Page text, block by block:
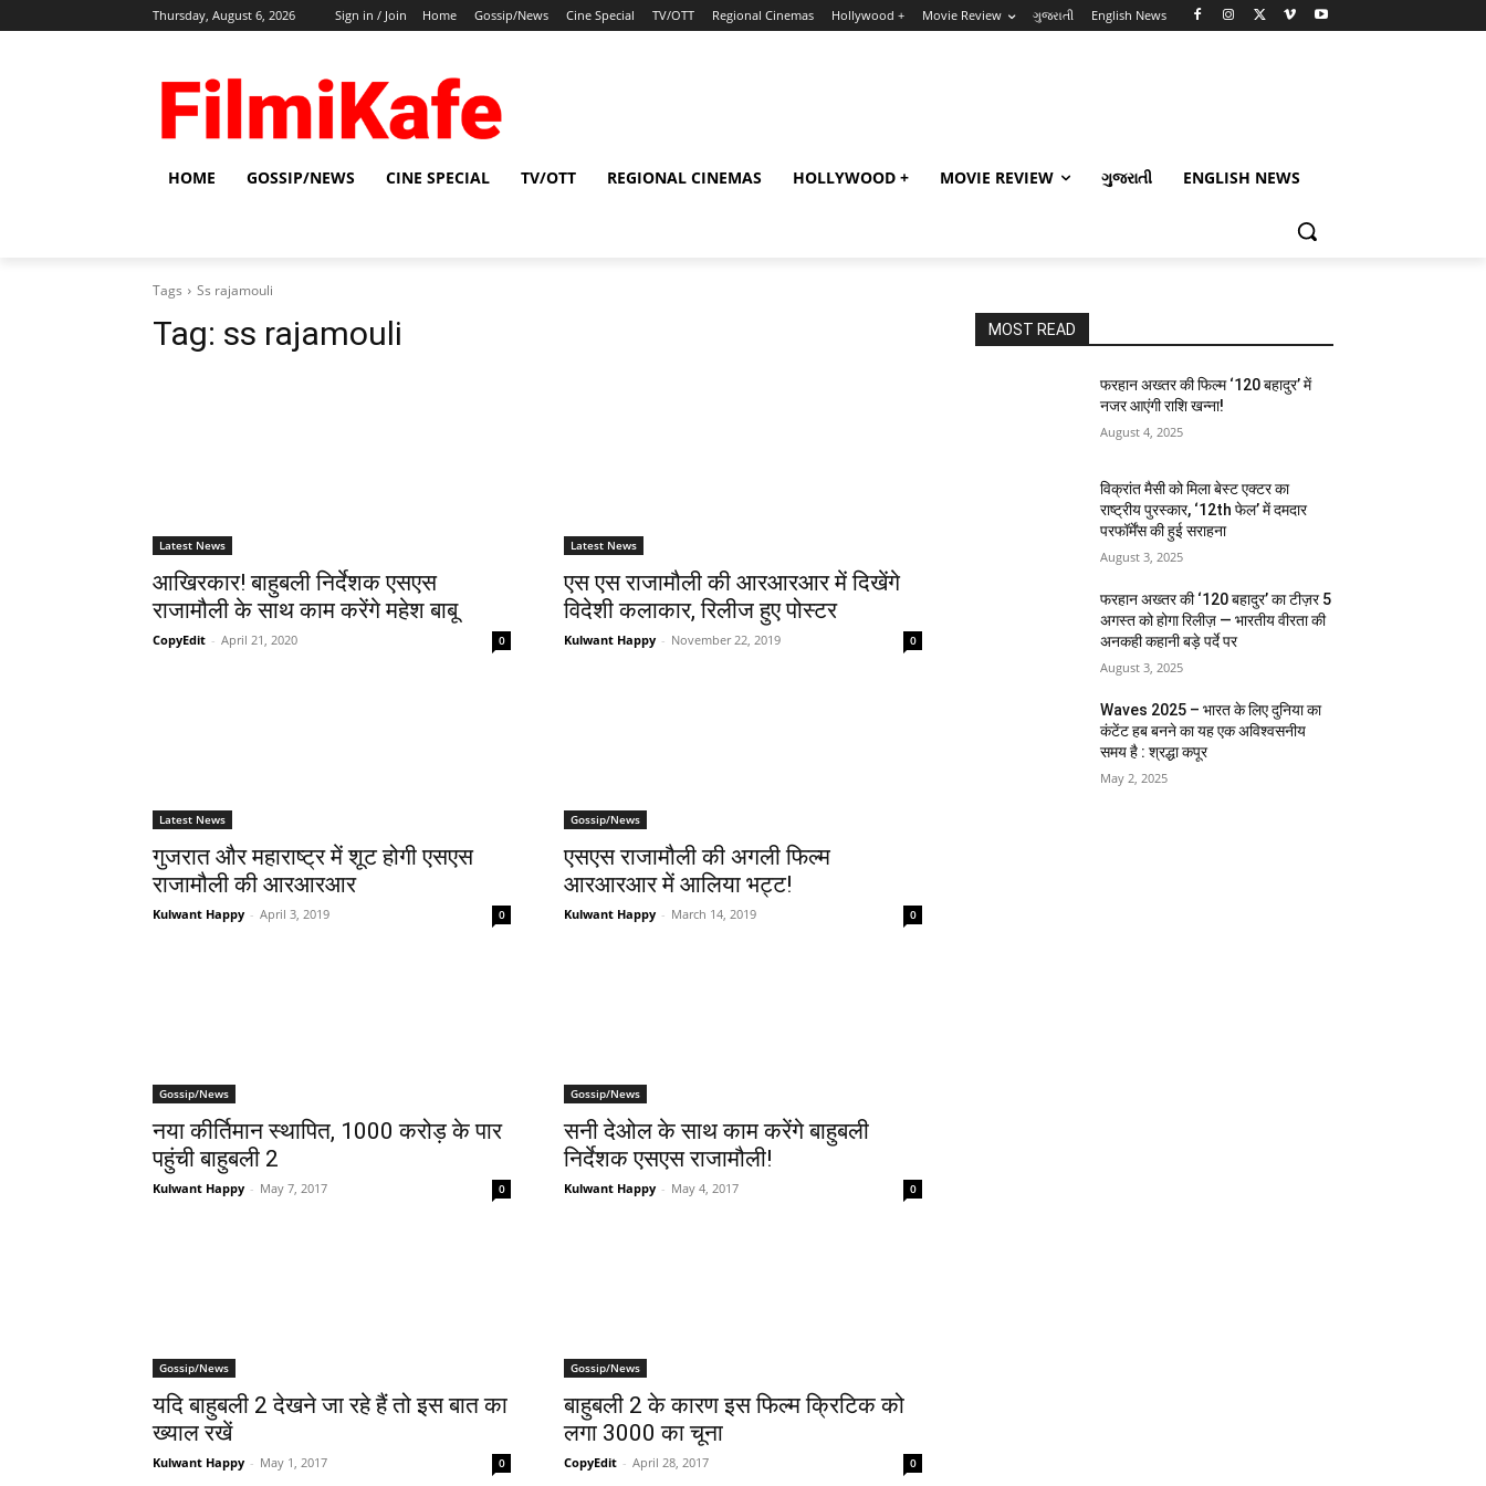
Thursday, August 6, 2026 Sign in / Join Home Gossip/News Cine Special TV/OTT Regional Cinemas Hollywood + Movie Review ગુજરાતી English News
HOME GOSSIP/NEWS CINE SPECIAL TV/OTT REGIONAL CINEMAS HOLLYWOOD + MOVIE REVIEW ગુજરાતી ENGLISH NEWS
Tags Ss rajamouli
Tag: ss rajamouli
Latest News
आखिरकार! बाहुबली निर्देशक एसएस
राजामौली के साथ काम करेंगे महेश बाबू
CopyEdit - April 21, 2020 0
Latest News
एस एस राजामौली की आरआरआर में दिखेंगे
विदेशी कलाकार, रिलीज हुए पोस्टर
Kulwant Happy - November 22, 2019 0
Latest News
गुजरात और महाराष्ट्र में शूट होगी एसएस
राजामौली की आरआरआर
Kulwant Happy - April 3, 2019 0
Gossip/News
एसएस राजामौली की अगली फिल्म
आरआरआर में आलिया भट्ट!
Kulwant Happy - March 14, 2019 0
Gossip/News
नया कीर्तिमान स्‍थापित, 1000 करोड़ के पार
पहुंची बाहुबली 2
Kulwant Happy - May 7, 2017 0
Gossip/News
सनी देओल के साथ काम करेंगे बाहुबली
निर्देशक एसएस राजामौली!
Kulwant Happy - May 4, 2017 0
Gossip/News
यदि बाहुबली 2 देखने जा रहे हैं तो इस बात का
ख्‍याल रखें
Kulwant Happy - May 1, 2017 0
Gossip/News
बाहुबली 2 के कारण इस फिल्‍म क्रिटिक को
लगा 3000 का चूना
CopyEdit - April 28, 2017 0
MOST READ
फरहान अख्तर की फिल्म ‘120 बहादुर’ में
नजर आएंगी राशि खन्ना!
August 4, 2025
विक्रांत मैसी को मिला बेस्ट एक्टर का
राष्ट्रीय पुरस्कार, ‘12th फेल’ में दमदार
परफॉर्मेंस की हुई सराहना
August 3, 2025
फरहान अख्तर की ‘120 बहादुर’ का टीज़र 5
अगस्त को होगा रिलीज़ — भारतीय वीरता की
अनकही कहानी बड़े पर्दे पर
August 3, 2025
Waves 2025 – भारत के लिए दुनिया का
कंटेंट हब बनने का यह एक अविश्वसनीय
समय है : श्रद्धा कपूर
May 2, 2025